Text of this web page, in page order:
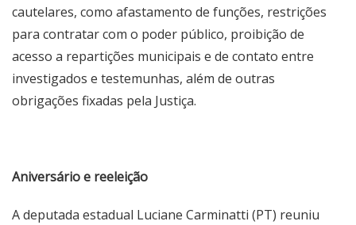
cautelares, como afastamento de funções, restrições
para contratar com o poder público, proibição de
acesso a repartições municipais e de contato entre
investigados e testemunhas, além de outras
obrigações fixadas pela Justiça.
Aniversário e reeleição
A deputada estadual Luciane Carminatti (PT) reuniu